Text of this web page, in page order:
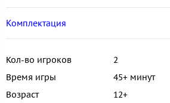
Комплектация
Кол-во игроков
2
Время игры
45+ минут
Возраст
12+